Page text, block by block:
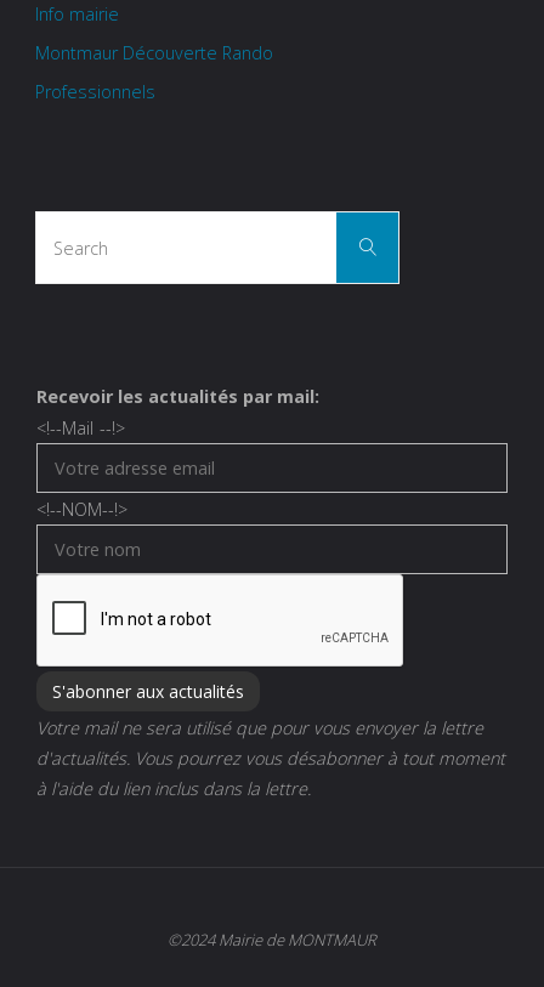
Info mairie
Montmaur Découverte Rando
Professionnels
Search
Recevoir les actualités par mail:
<!--Mail --!>
<!--NOM--!>
Votre mail ne sera utilisé que pour vous envoyer la lettre
d'actualités. Vous pourrez vous désabonner à tout moment
à l'aide du lien inclus dans la lettre.
©2024 Mairie de MONTMAUR